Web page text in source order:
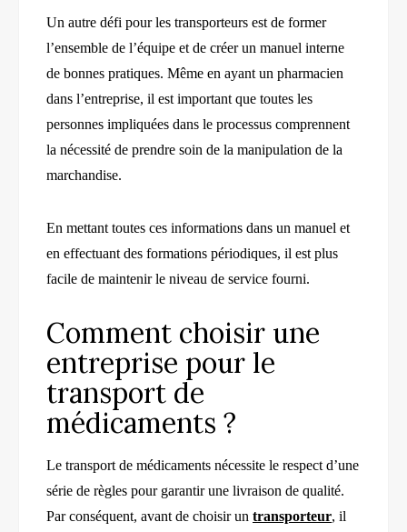
Un autre défi pour les transporteurs est de former
l’ensemble de l’équipe et de créer un manuel interne
de bonnes pratiques. Même en ayant un pharmacien
dans l’entreprise, il est important que toutes les
personnes impliquées dans le processus comprennent
la nécessité de prendre soin de la manipulation de la
marchandise.
En mettant toutes ces informations dans un manuel et
en effectuant des formations périodiques, il est plus
facile de maintenir le niveau de service fourni.
Comment choisir une
entreprise pour le
transport de
médicaments ?
Le transport de médicaments nécessite le respect d’une
série de règles pour garantir une livraison de qualité.
Par conséquent, avant de choisir un transporteur, il